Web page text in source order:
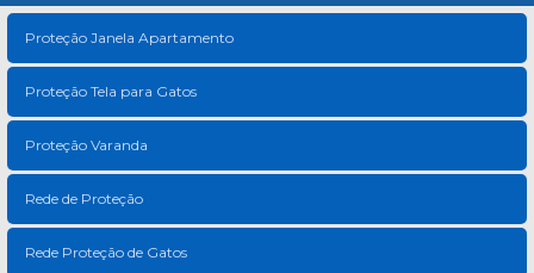
Proteção Janela Apartamento
Proteção Tela para Gatos
Proteção Varanda
Rede de Proteção
Rede Proteção de Gatos